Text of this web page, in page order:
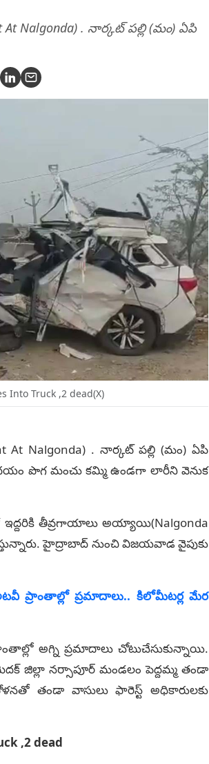
Nalgonda) . నార్కట్ పల్లి (మం) ఏపి
Into Truck ,2 dead(X)
At Nalgonda) . నార్కట్ పల్లి (మం) ఏపి
పొగ మంచు కమ్మి ఉండగా లారీని వెనుక
తీవ్రగాయాలు అయ్యాయి(Nalgonda
హైద్రాబాద్ నుంచి విజయవాడ వైపుకు
ప్రాంతాల్లో ప్రమాదాలు.. కిలోమీటర్ల మేర
అగ్ని ప్రమాదాలు చోటుచేసుకున్నాయి.
జిల్లా నర్సాపూర్ మండలం పెద్దమ్మ తండా
తండా వాసులు ఫారెస్ట్ అధికారులకు
,2 dead